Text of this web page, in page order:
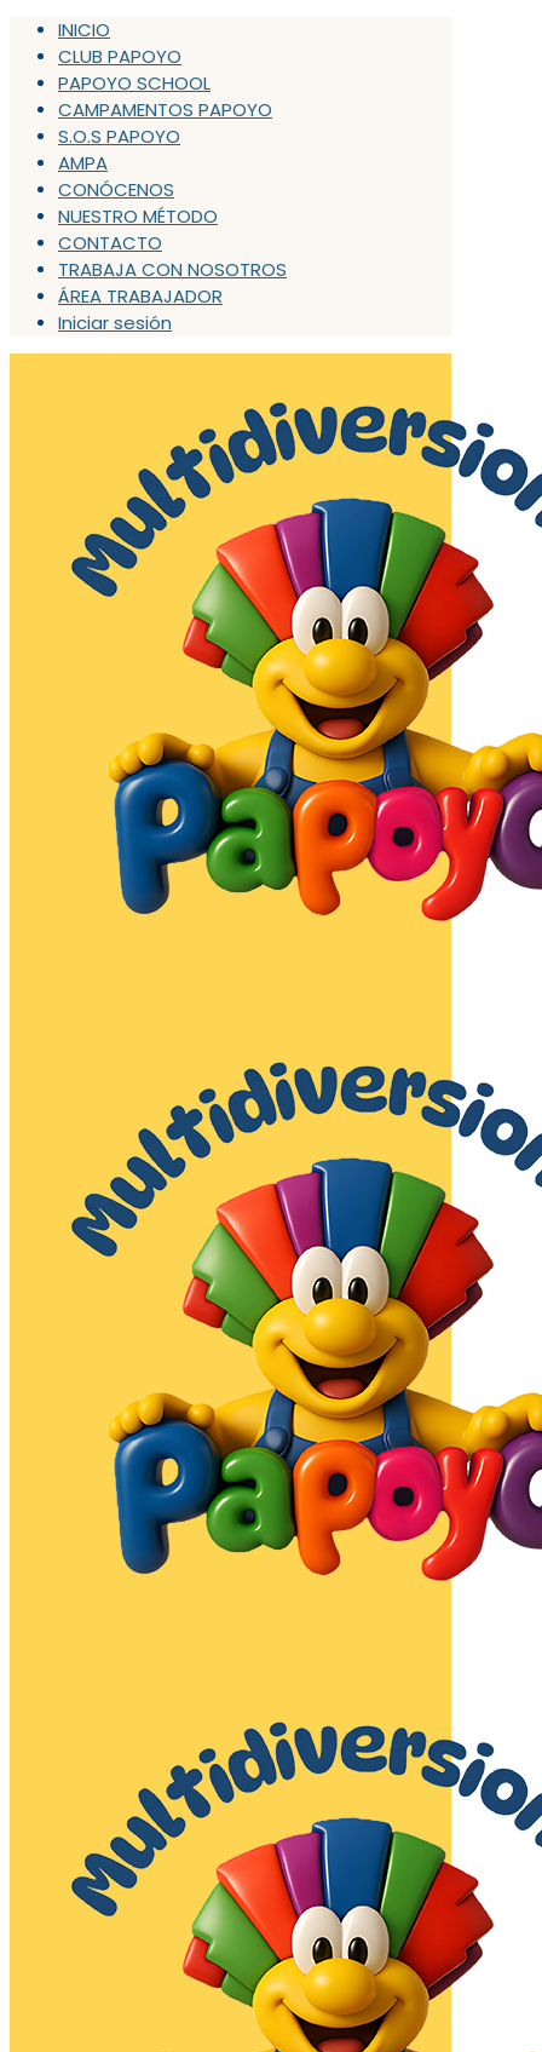
INICIO
CLUB PAPOYO
PAPOYO SCHOOL
CAMPAMENTOS PAPOYO
S.O.S PAPOYO
AMPA
CONÓCENOS
NUESTRO MÉTODO
CONTACTO
TRABAJA CON NOSOTROS
ÁREA TRABAJADOR
Iniciar sesión